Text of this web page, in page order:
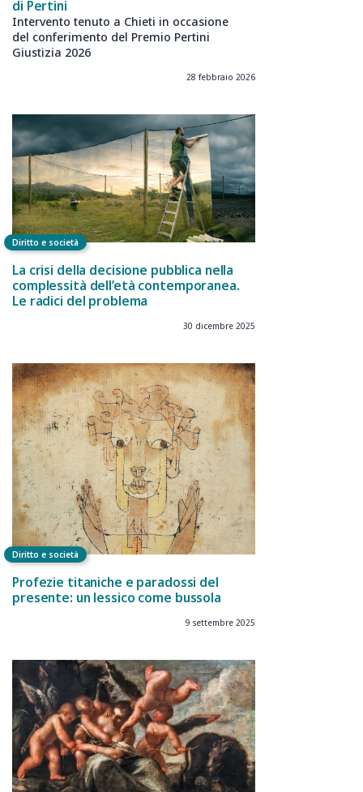
di Pertini
Intervento tenuto a Chieti in occasione
del conferimento del Premio Pertini
Giustizia 2026
28 febbraio 2026
Diritto e società
La crisi della decisione pubblica nella
complessità dell’età contemporanea.
Le radici del problema
30 dicembre 2025
Diritto e società
Profezie titaniche e paradossi del
presente: un lessico come bussola
9 settembre 2025